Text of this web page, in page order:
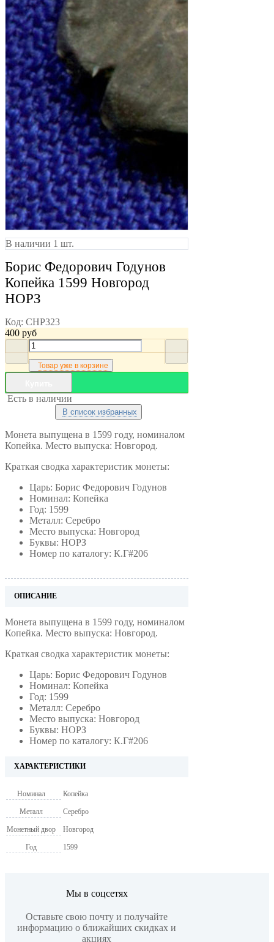
В наличии 1 шт.
Борис Федорович Годунов
Копейка 1599 Новгород
НОРЗ
Код: CHP323
400 руб
Товар уже в корзине
Есть в наличии
В список избранных
Монета выпущена в 1599 году, номиналом
Копейка. Место выпуска: Новгород.
Краткая сводка характеристик монеты:
Царь: Борис Федорович Годунов
Номинал: Копейка
Год: 1599
Металл: Серебро
Место выпуска: Новгород
Буквы: НОРЗ
Номер по каталогу: К.Г#206
ОПИСАНИЕ
Монета выпущена в 1599 году, номиналом
Копейка. Место выпуска: Новгород.
Краткая сводка характеристик монеты:
Царь: Борис Федорович Годунов
Номинал: Копейка
Год: 1599
Металл: Серебро
Место выпуска: Новгород
Буквы: НОРЗ
Номер по каталогу: К.Г#206
ХАРАКТЕРИСТИКИ
Номинал Копейка
Металл Серебро
Монетный двор Новгород
Год 1599
Мы в соцсетях
Оставьте свою почту и получайте
информацию о ближайших скидках и
акциях